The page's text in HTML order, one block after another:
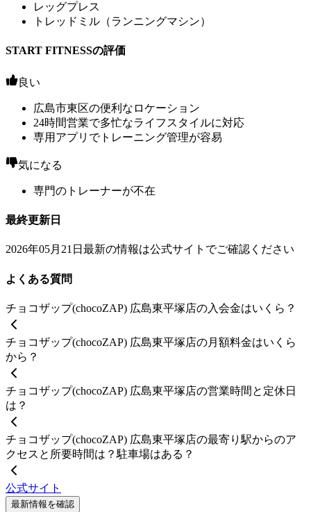
レッグプレス
トレッドミル（ランニングマシン）
START FITNESSの評価
良い
広島市東区の便利なロケーション
24時間営業で多忙なライフスタイルに対応
専用アプリでトレーニング管理が容易
気になる
専門のトレーナーが不在
最終更新日
2026年05月21日 最新の情報は公式サイトでご確認ください
よくある質問
チョコザップ(chocoZAP) 広島東平塚店の入会金はいくら？
チョコザップ(chocoZAP) 広島東平塚店の月額料金はいくら
から？
チョコザップ(chocoZAP) 広島東平塚店の営業時間と定休日
は？
チョコザップ(chocoZAP) 広島東平塚店の最寄り駅からのア
クセスと所要時間は？駐車場はある？
公式サイト
最新情報を確認